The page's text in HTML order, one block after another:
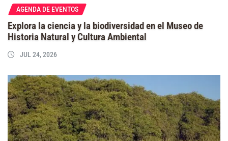
AGENDA DE EVENTOS
Explora la ciencia y la biodiversidad en el Museo de
Historia Natural y Cultura Ambiental
JUL 24, 2026